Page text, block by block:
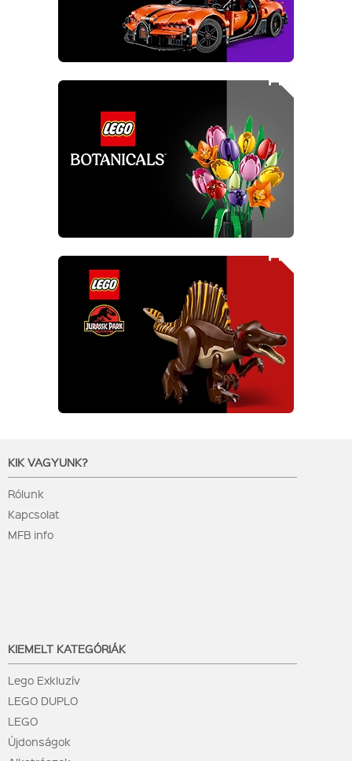
KIK VAGYUNK?
Rólunk
Kapcsolat
MFB info
KIEMELT KATEGÓRIÁK
Lego Exkluzív
LEGO DUPLO
LEGO
Újdonságok